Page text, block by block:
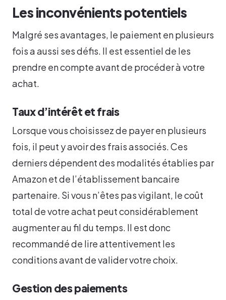
Les inconvénients potentiels
Malgré ses avantages, le paiement en plusieurs
fois a aussi ses défis. Il est essentiel de les
prendre en compte avant de procéder à votre
achat.
Taux d’intérêt et frais
Lorsque vous choisissez de payer en plusieurs
fois, il peut y avoir des frais associés. Ces
derniers dépendent des modalités établies par
Amazon et de l’établissement bancaire
partenaire. Si vous n’êtes pas vigilant, le coût
total de votre achat peut considérablement
augmenter au fil du temps. Il est donc
recommandé de lire attentivement les
conditions avant de valider votre choix.
Gestion des paiements